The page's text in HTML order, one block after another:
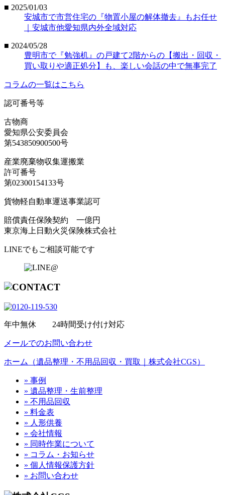
■ 2025/01/03
安城市で市営住宅の『物置小屋の解体撤去』もお任せ
｜安城市他愛知県内外全域対応
■ 2024/05/28
豊明市で『勉強机』の戸建て2階からの【搬出・回収・
買い取りや適正処分】も、楽しい会話の中で無事完了
コラムの一覧はこちら
認可番号等
古物商
愛知県公安委員会
第543850900500号
産業廃棄物収集運搬業
許可番号
第02300154133号
貨物軽自動車運送事業認可
賠償責任保険契約 一億円
東京海上日動火災保険株式会社
LINEでもご相談可能です
年中無休 24時間受け付け対応
メールでのお問い合わせ
ホーム（遺品整理・不用品回収・買取｜株式会社CGS）
» 事例
» 遺品整理・生前整理
» 不用品回収
» 料金表
» 人形供養
» 会社情報
» 同時作業について
» コラム・お知らせ
» 個人情報保護方針
» お問い合わせ